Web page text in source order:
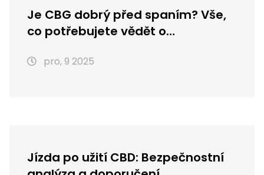
Je CBG dobrý před spaním? Vše,
co potřebujete vědět o
pro, 9 2025
Jízda po užití CBD: Bezpečnostní